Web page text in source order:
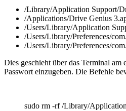
/Library/Application Support/
/Applications/Drive Genius
/Users/Library/Application
/Users/Library/Preferences/
/Users/Library/Preferences/
Dies geschieht über das Terminal
Passwort einzugeben. Die Befehle
sudo rm -rf /Library/